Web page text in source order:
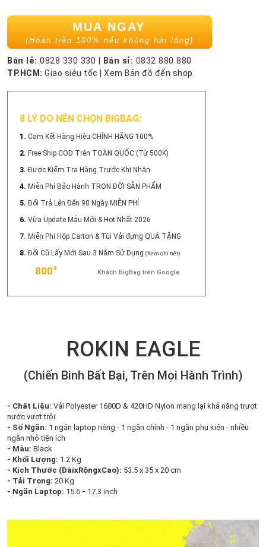
MUA NGAY
(Hoàn tiền 100% nếu không hài lòng)
Bán lẻ: 0828 330 330 Bán sỉ: 0832 880 880
TP.HCM: Giao siêu tốc Xem Bản đồ đến shop
8 LÝ DO NÊN CHỌN BIGBAG:
1. Cam Kết Hàng Hiệu CHÍNH HÃNG 100%
2. Free Ship COD Trên TOÀN QUỐC (Từ 500K)
3. Được Kiểm Tra Hàng Trước Khi Nhận
4. Miễn Phí Bảo Hành TRỌN ĐỜI SẢN PHẨM
5. Đổi Trả Lên Đến 90 Ngày MIỄN PHÍ
6. Vừa Update Mẫu Mới & Hot Nhất 2026
7. Miễn Phí Hộp Carton & Túi Vải đựng QUÀ TẶNG
8. Đổi Cũ Lấy Mới Sau 3 Năm Sử Dụng (Xem chi tiết)
800+ Khách BigBag trên Google
ROKIN EAGLE
(Chiến Binh Bất Bại, Trên Mọi Hành Trình)
- Chất Liệu: Vải Polyester 1680D & 420HD Nylon mang lại khả năng trượt
nước vượt trội
- Số Ngăn: 1 ngăn laptop riêng - 1 ngăn chính - 1 ngăn phụ kiện - nhiều
ngăn nhỏ tiện ích
- Màu: Black
- Khối Lượng: 1.2 Kg
- Kích Thước (DàixRộngxCao): 53.5 x 35 x 20 cm
- Tải Trọng: 20 Kg
- Ngăn Laptop: 15.6 - 17.3 inch